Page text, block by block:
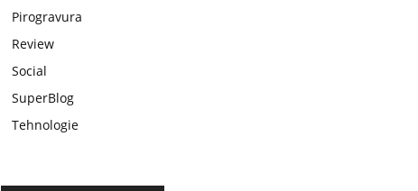
Pirogravura
Review
Social
SuperBlog
Tehnologie